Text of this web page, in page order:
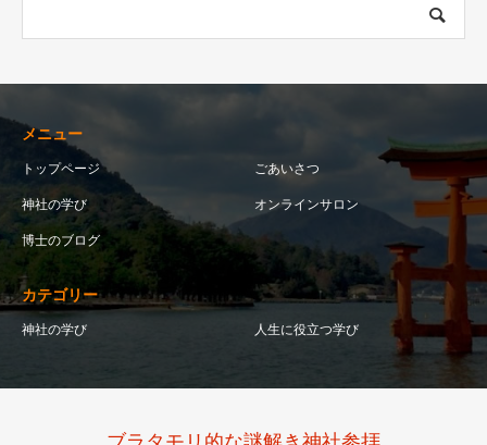
メニュー
トップページ ごあいさつ
神社の学び オンラインサロン
博士のブログ
カテゴリー
神社の学び 人生に役立つ学び